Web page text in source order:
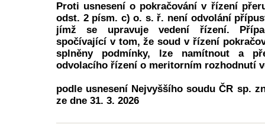
Proti usnesení o pokračování v řízení
odst. 2 písm. c) o. s. ř. není odvolání
jímž se upravuje vedení řízení.
spočívající v tom, že soud v řízení
splněny podmínky, lze namítnout a
odvolacího řízení o meritorním rozhodnutí
podle usnesení Nejvyššího soudu ČR sp.
ze dne 31. 3. 2026